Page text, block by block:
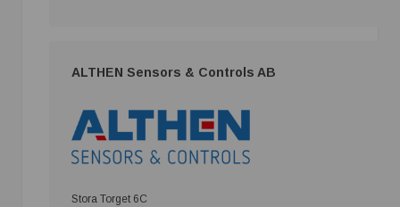
ALTHEN Sensors & Controls AB
Stora Torget 6C